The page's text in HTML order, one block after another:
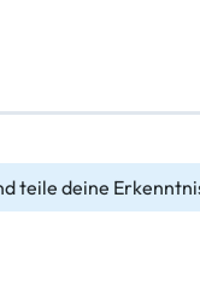
teile deine